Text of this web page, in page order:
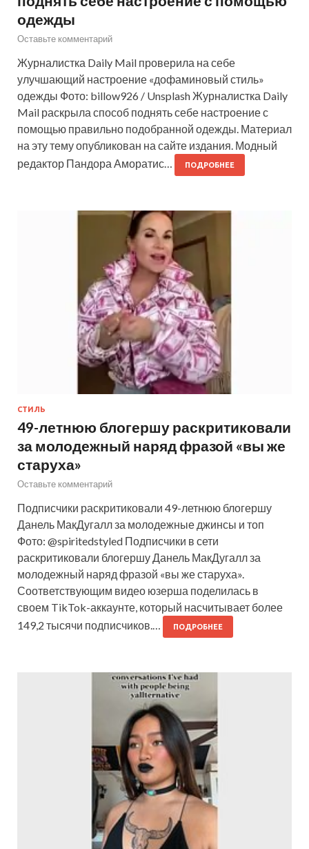
одежды
Оставьте комментарий
Журналистка Daily Mail проверила на себе
улучшающий настроение «дофаминовый стиль»
одежды Фото: billow926 / Unsplash Журналистка Daily
Mail раскрыла способ поднять себе настроение с
помощью правильно подобранной одежды. Материал
на эту тему опубликован на сайте издания. Модный
редактор Пандора Аморатис…
ПОДРОБНЕЕ
СТИЛЬ
49-летнюю блогершу раскритиковали
за молодежный наряд фразой «вы же
старуха»
Оставьте комментарий
Подписчики раскритиковали 49-летнюю блогершу
Данель МакДугалл за молодежные джинсы и топ
Фото: @spiritedstyled Подписчики в сети
раскритиковали блогершу Данель МакДугалл за
молодежный наряд фразой «вы же старуха».
Соответствующим видео юзерша поделилась в
своем TikTok-аккаунте, который насчитывает более
149,2 тысячи подписчиков.…
ПОДРОБНЕЕ